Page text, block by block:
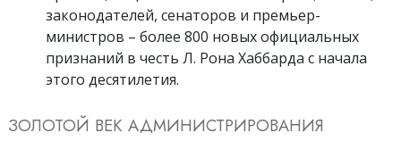
законодателей, сенаторов и премьер-
министров – более 800 новых официальных
признаний в честь Л. Рона Хаббарда с начала
этого десятилетия.
ЗОЛОТОЙ ВЕК АДМИНИСТРИРОВАНИЯ